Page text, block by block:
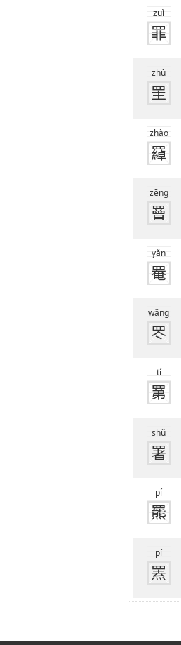
zuì
罪
zhǔ
罜
zhào
羄
zēng
罾
yǎn
罨
wǎng
罖
tí
罤
shǔ
署
pí
羆
pí
罴